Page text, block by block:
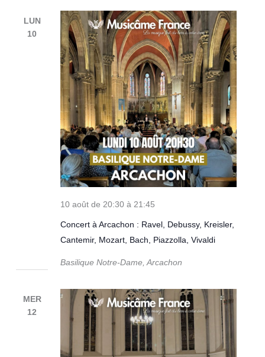
LUN
10
Concert à Arcachon : Ravel, Debussy, Kreisler,
Cantemir, Mozart, Bach, Piazzolla, Vivaldi
10 août de 20:30 à 21:45
Basilique Notre-Dame, Arcachon
MER
12